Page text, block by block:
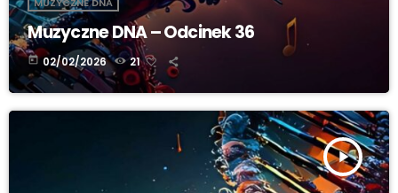
Muzyczne DNA – Odcinek 36
today 02/02/2026 21
play_arrow